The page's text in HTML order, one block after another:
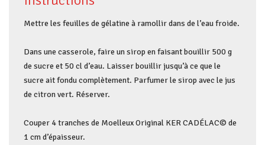
Mettre les feuilles de gélatine à ramollir dans de l’eau froide.
Dans une casserole, faire un sirop en faisant bouillir 500 g
de sucre et 50 cl d’eau. Laisser bouillir jusqu’à ce que le
sucre ait fondu complètement. Parfumer le sirop avec le jus
de citron vert. Réserver.
Couper 4 tranches de Moelleux Original KER CADÉLAC© de
1 cm d’épaisseur.